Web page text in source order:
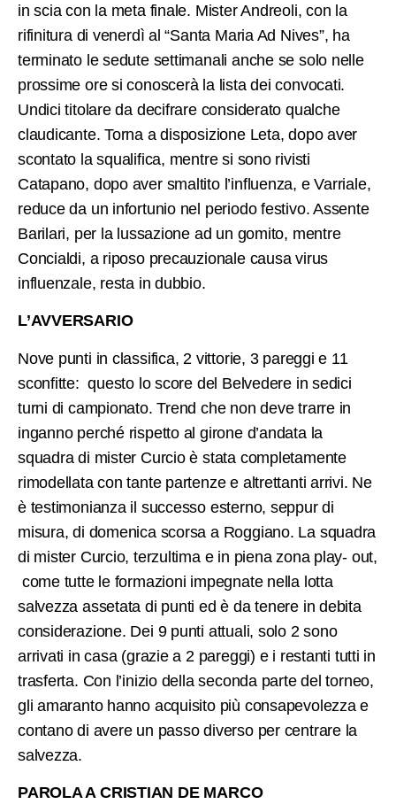
in scia con la meta finale. Mister Andreoli, con la
rifinitura di venerdì al “Santa Maria Ad Nives”, ha
terminato le sedute settimanali anche se solo nelle
prossime ore si conoscerà la lista dei convocati.
Undici titolare da decifrare considerato qualche
claudicante. Torna a disposizione Leta, dopo aver
scontato la squalifica, mentre si sono rivisti
Catapano, dopo aver smaltito l’influenza, e Varriale,
reduce da un infortunio nel periodo festivo. Assente
Barilari, per la lussazione ad un gomito, mentre
Concialdi, a riposo precauzionale causa virus
influenzale, resta in dubbio.
L’AVVERSARIO
Nove punti in classifica, 2 vittorie, 3 pareggi e 11
sconfitte: questo lo score del Belvedere in sedici
turni di campionato. Trend che non deve trarre in
inganno perché rispetto al girone d’andata la
squadra di mister Curcio è stata completamente
rimodellata con tante partenze e altrettanti arrivi. Ne
è testimonianza il successo esterno, seppur di
misura, di domenica scorsa a Roggiano. La squadra
di mister Curcio, terzultima e in piena zona play- out,
come tutte le formazioni impegnate nella lotta
salvezza assetata di punti ed è da tenere in debita
considerazione. Dei 9 punti attuali, solo 2 sono
arrivati in casa (grazie a 2 pareggi) e i restanti tutti in
trasferta. Con l’inizio della seconda parte del torneo,
gli amaranto hanno acquisito più consapevolezza e
contano di avere un passo diverso per centrare la
salvezza.
PAROLA A CRISTIAN DE MARCO